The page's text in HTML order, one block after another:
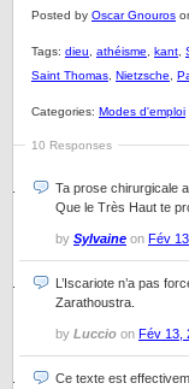
Posted by Oscar Gnouros
Tags: dieu athéisme kant
Saint Thomas Nietzsche
Categories: Modes d'emploi
10 Responses
Ta prose chirurgicale a
Que le Très Haut te
by Sylvaine on Fév
L’Iscariote n’a pas
Zarathoustra.
by Luccio on Fév 13,
Ce texte est